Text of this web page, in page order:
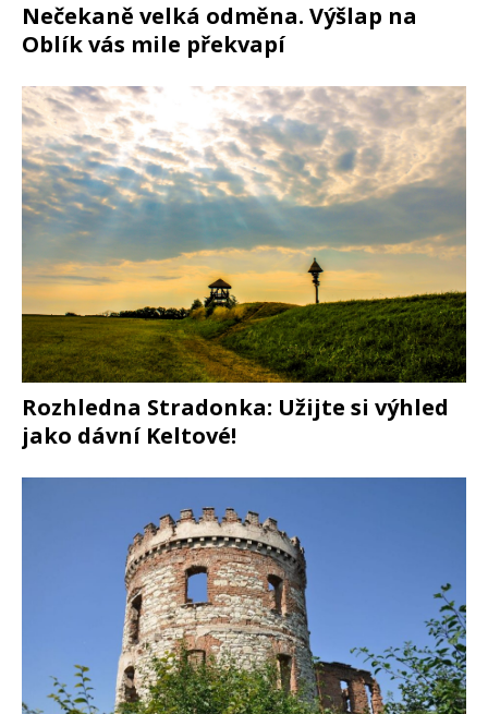
Nečekaně velká odměna. Výšlap na
Oblík vás mile překvapí
Rozhledna Stradonka: Užijte si výhled
jako dávní Keltové!